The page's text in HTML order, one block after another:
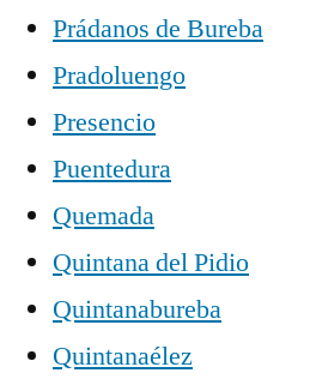
Prádanos de Bureba
Pradoluengo
Presencio
Puentedura
Quemada
Quintana del Pidio
Quintanabureba
Quintanaélez